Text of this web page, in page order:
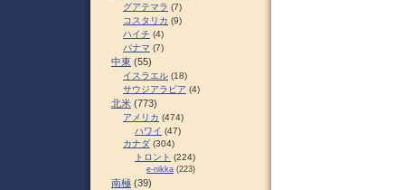
グアテマラ (7)
コスタリカ (9)
ハイチ (4)
パナマ (7)
中東 (55)
イスラエル (18)
サウジアラビア (4)
北米 (773)
アメリカ (474)
ハワイ (47)
カナダ (304)
トロント (224)
e-nikka (223)
南極 (39)